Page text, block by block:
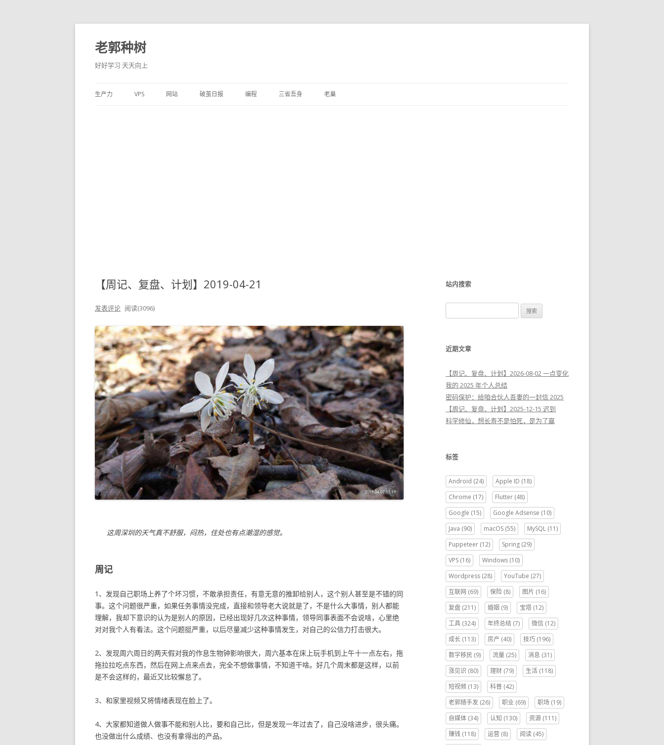
老郭种树
好好学习 天天向上
至
正
生产力 VPS 网站 破茧日报 编程 三省吾身 老巢
【周记、复盘、计划】2019-04-21
发表评论 阅读(3096)
这周深圳的天气真不舒服，闷热，住处也有点潮湿的感觉。
周记
1、发现自己职场上养了个坏习惯，不敢承担责任，有意无意的推卸给别人，这个别人甚至是不错的同
事。这个问题很严重，如果任务事情没完成，直接和领导老大说就是了，不是什么大事情，别人都能
理解，我却下意识的认为是别人的原因，已经出现好几次这种事情，领导同事表面不会说啥，心里绝
对对我个人有看法。这个问题挺严重，以后尽量减少这种事情发生，对自己的公信力打击很大。
2、发现周六周日的两天假对我的作息生物钟影响很大，周六基本在床上玩手机到上午十一点左右，拖
拖拉拉吃点东西，然后在网上点来点去，完全不想做事情，不知道干啥。好几个周末都是这样，以前
是不会这样的，最近又比较懈怠了。
3、和家里视频又将情绪表现在脸上了。
4、大家都知道做人做事不能和别人比，要和自己比，但是发现一年过去了，自己没啥进步，很头痛。
也没做出什么成绩、也没有拿得出的产品。
站内搜索
索
近期文章
【周记、复盘、计划】2026-08-02 一点变化
我的 2025 年个人总结
密码保护：给咱合伙人吾妻的一封信 2025
【周记、复盘、计划】2025-12-15 迟到
科学修仙，想长寿不是怕死，是为了赢
标签
Android (24) Apple ID (18)
Chrome (17) Flutter (48)
Google (15) Google Adsense (10)
Java (90) macOS (55) MySQL (11)
Puppeteer (12) Spring (29)
VPS (16) Windows (10)
Wordpress (28) YouTube (27)
互联网 (69) 保险 (8) 图片 (16)
复盘 (211) 婚姻 (9) 宝塔 (12)
工具 (324) 年终总结 (7) 微信 (12)
成长 (113) 房产 (40) 技巧 (196)
数字移民 (9) 流量 (25) 消息 (31)
涨见识 (80) 理财 (79) 生活 (118)
短视频 (13) 科普 (42)
老郭随手发 (26) 职业 (69) 职场 (19)
自媒体 (34) 认知 (130) 资源 (111)
赚钱 (118) 运营 (8) 阅读 (45)